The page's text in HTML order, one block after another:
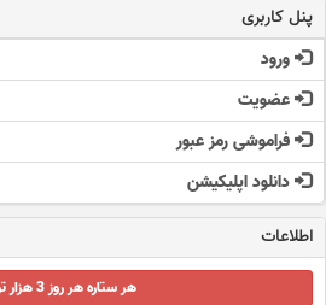
پنل کاربری
ورود
عضویت
فراموشی رمز عبور
دانلود اپلیکیشن
اطلاعات
هر ستاره هر روز 3 هزار تومان